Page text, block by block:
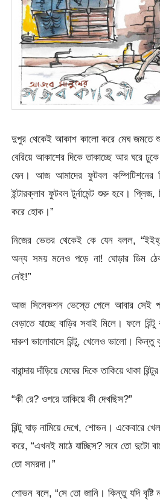
দুপুর থেকেই আকাশ কালো করে মেঘ জমতে শুরু
বেরিয়ে আকাশের দিকে তাকাচ্ছে আর ঘরে
যেন। আজ আমাদের ফুটবল কম্পিটিশনের
ইন্টারক্লাব ফুটবল টুর্নামেন্ট শুরু হবে।
করে হোক।”
নিজের ভেতর থেকেই কে যেন বলল,
অন্য সময় মনেও পড়ে না! ঘোড়ার ডিম
নেই!”
আজ সিলেকশন ভেস্তে গেলে আবার সেই
বেড়াতে যাচ্ছে বাড়ির সবাই মিলে। ফলে
দারুণ ভালোবাসে রিন্টু, খেলেও ভালো। কিন্তু
বারান্দায় দাঁড়িয়ে মেঘের দিকে তাকিয়ে থাকা
“কী রে? ওপরে তাকিয়ে কী দেখছিস?”
রিন্টু ঘাড় নামিয়ে দেখে, শোভন। একেবারে
করে, “এখনই মাঠে যাচ্ছিস? সবে তো দুটো
তো সমরদা।”
শোভন বলে, “সে তো জানি। কিন্তু যদি